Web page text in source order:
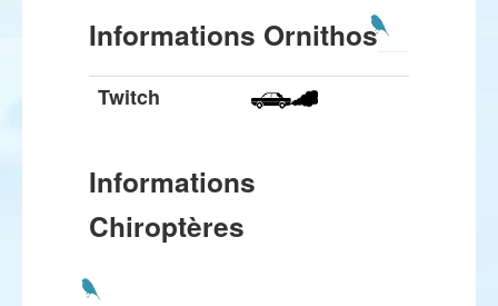
Informations Ornithos
Twitch
Informations
Chiroptères